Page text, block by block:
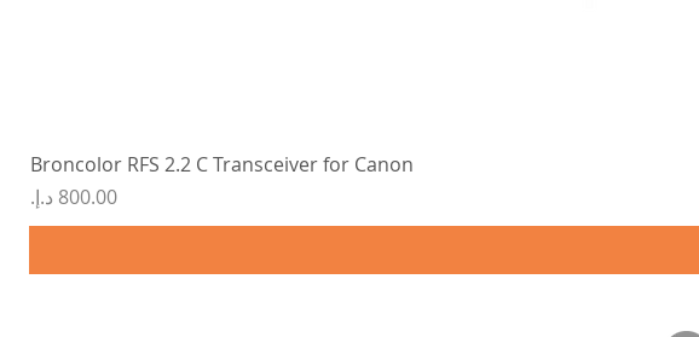
Broncolor RFS 2.2 C Transceiver for Canon
السعر